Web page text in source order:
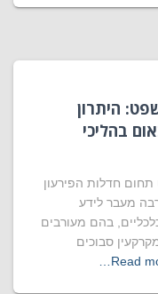
היתרון
בהליכי
חדלות הפירעון
מעבר לידע
בהם מעורבים
סבוכים
Read